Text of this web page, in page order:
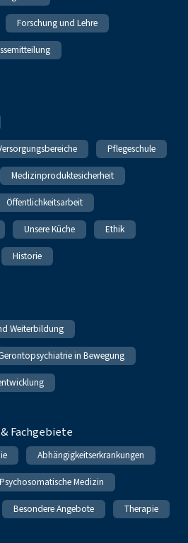
Forschung und Lehre
Pflegeschule
Medizinproduktesicherheit
Öffentlichkeitsarbeit
Unsere Küche Ethik
Historie
Weiterbildung
in Bewegung
Fachgebiete
Abhängigkeitserkrankungen
Psychosomatische Medizin
Besondere Angebote Therapie